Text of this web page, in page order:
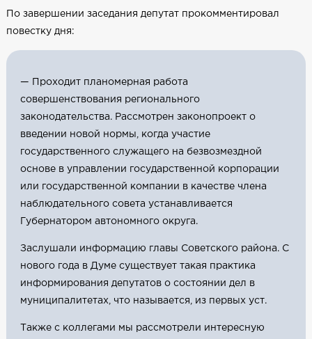
По завершении заседания депутат прокомментировал
повестку дня:
— Проходит планомерная работа
совершенствования регионального
законодательства. Рассмотрен законопроект о
введении новой нормы, когда участие
государственного служащего на безвозмездной
основе в управлении государственной корпорации
или государственной компании в качестве члена
наблюдательного совета устанавливается
Губернатором автономного округа.
Заслушали информацию главы Советского района. С
нового года в Думе существует такая практика
информирования депутатов о состоянии дел в
муниципалитетах, что называется, из первых уст.
Также с коллегами мы рассмотрели интересную